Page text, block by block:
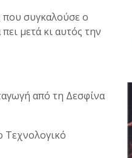
που συγκαλούσε ο
μετά κι αυτός την
από τη Δεσφίνα
Τεχνολογικό